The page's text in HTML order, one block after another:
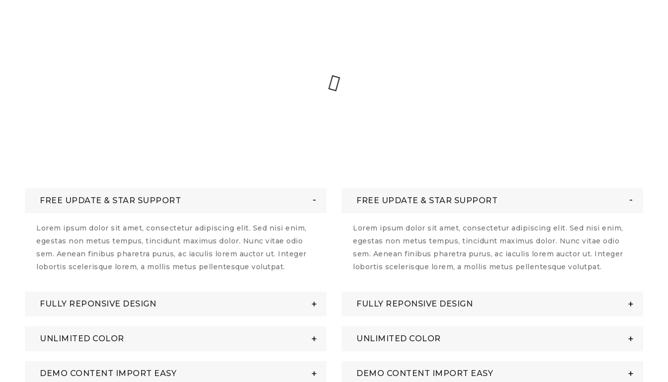
FREE UPDATE & STAR SUPPORT
Lorem ipsum dolor sit amet, consectetur adipiscing elit. Sed nisi enim,
egestas non metus tempus, tincidunt maximus dolor. Nunc vitae odio
sem. Aenean finibus pharetra purus, ac iaculis lorem auctor ut. Integer
lobortis scelerisque lorem, a mollis metus pellentesque volutpat.
FULLY REPONSIVE DESIGN
UNLIMITED COLOR
DEMO CONTENT IMPORT EASY
FREE UPDATE & STAR SUPPORT
Lorem ipsum dolor sit amet, consectetur adipiscing elit. Sed nisi enim,
egestas non metus tempus, tincidunt maximus dolor. Nunc vitae odio
sem. Aenean finibus pharetra purus, ac iaculis lorem auctor ut. Integer
lobortis scelerisque lorem, a mollis metus pellentesque volutpat.
FULLY REPONSIVE DESIGN
UNLIMITED COLOR
DEMO CONTENT IMPORT EASY